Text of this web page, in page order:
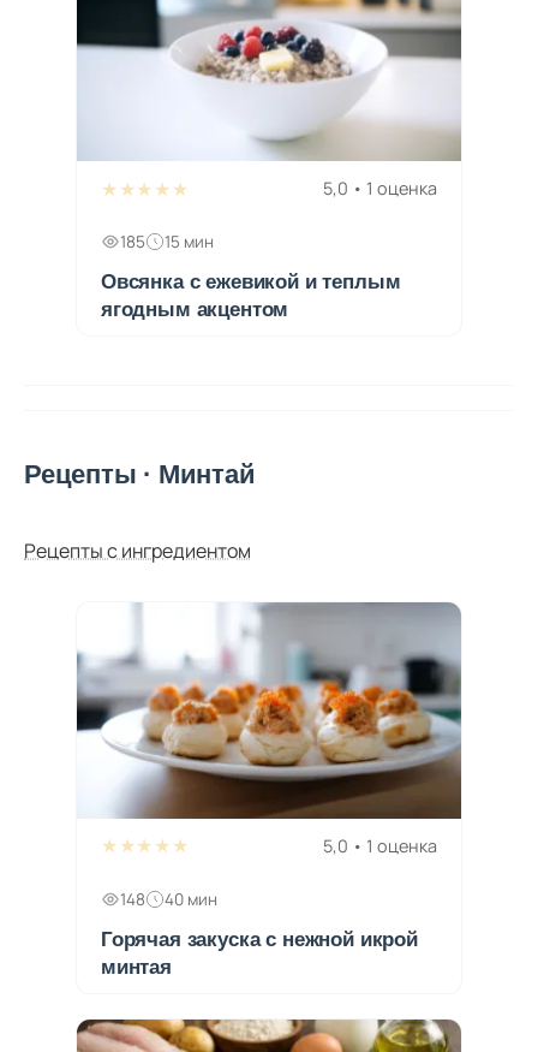
★★★★★ 5,0 • 1 оценка
185 15 мин
Овсянка с ежевикой и теплым
ягодным акцентом
Рецепты · Минтай
Рецепты с ингредиентом
★★★★★ 5,0 • 1 оценка
148 40 мин
Горячая закуска с нежной икрой
минтая